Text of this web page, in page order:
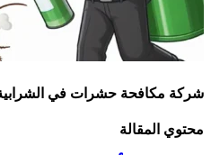
مكافحة حشرات في الشرابية 01018253425 خصم 62%
المقالة